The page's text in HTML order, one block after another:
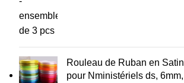
Rouleau de Ruban en Satin
pour Nministériels ds, 6mm,